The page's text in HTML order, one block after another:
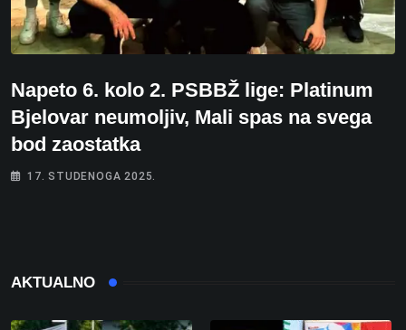
Napeto 6. kolo 2. PSBBŽ lige: Platinum
Bjelovar neumoljiv, Mali spas na svega
bod zaostatka
17. STUDENOGA 2025.
AKTUALNO